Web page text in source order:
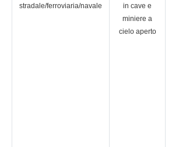
stradale/ferroviaria/navale
in cave e
miniere a
cielo aperto